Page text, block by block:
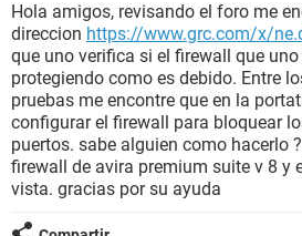
Hola amigos, revisando el foro me
direccion https://www.grc.com/x/
que uno verifica si el firewall que
protegiendo como es debido. Entre
pruebas me encontre que en la
configurar el firewall para bloquear
puertos. sabe alguien como hacerlo
firewall de avira premium suite v 8 y
vista. gracias por su ayuda